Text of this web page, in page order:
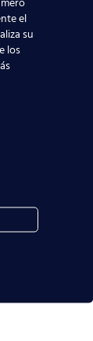
el
su
los